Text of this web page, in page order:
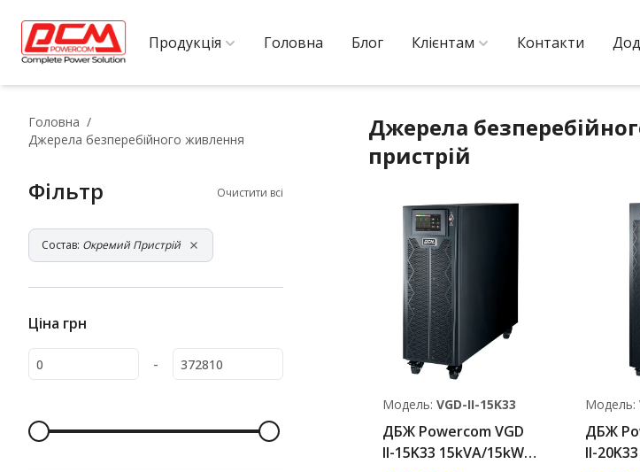
Продукція Головна Блог Клієнтам Контакти
Головна
Джерела безперебійного живлення
Фільтр Очистити всі
Состав: Окремий Пристрій
Ціна грн
-
Джерела
пристрій
Модель: VGD-II-15K33
ДБЖ Powercom VGD
II-15K33 15kVA/15kW
Модель:
ДБЖ
II-